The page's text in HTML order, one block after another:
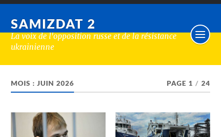
SAMIZDAT 2
La voix de l'opposition russe et de la résistance
ukrainienne
MOIS :JUIN 2026 PAGE 1 / 24